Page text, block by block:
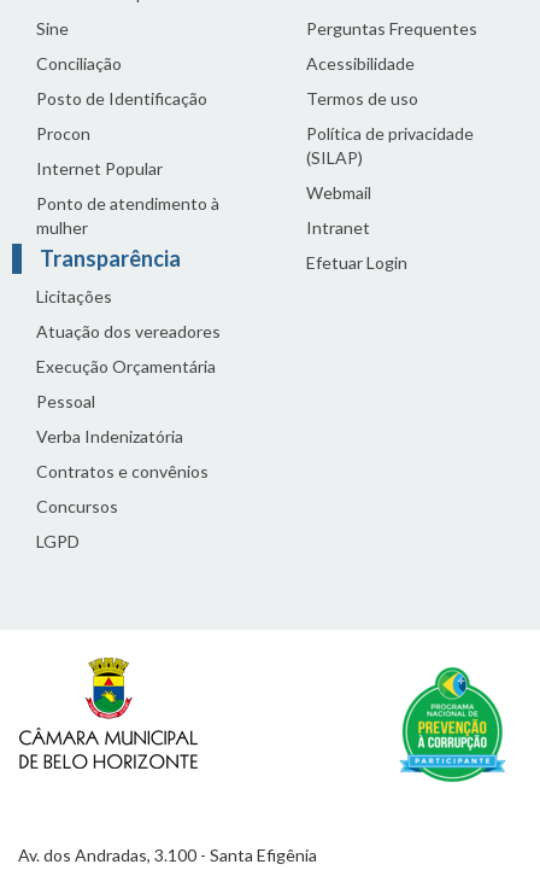
Sine
Conciliação
Posto de Identificação
Procon
Internet Popular
Ponto de atendimento à
mulher
Transparência
Licitações
Atuação dos vereadores
Execução Orçamentária
Pessoal
Verba Indenizatória
Contratos e convênios
Concursos
LGPD
Perguntas Frequentes
Acessibilidade
Termos de uso
Política de privacidade
(SILAP)
Webmail
Intranet
Efetuar Login
Av. dos Andradas, 3.100 - Santa Efigênia